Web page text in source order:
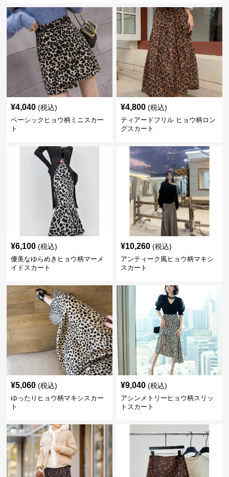
¥4,040 (税込)
ベーシックヒョウ柄ミニスカー
ト
¥4,800 (税込)
ティアードフリル ヒョウ柄ロン
グスカート
¥6,100 (税込)
優美なゆらめきヒョウ柄マーメ
イドスカート
¥10,260 (税込)
アンティーク風ヒョウ柄マキシ
スカート
¥5,060 (税込)
ゆったりヒョウ柄マキシスカー
ト
¥9,040 (税込)
アシンメトリーヒョウ柄スリッ
トスカート